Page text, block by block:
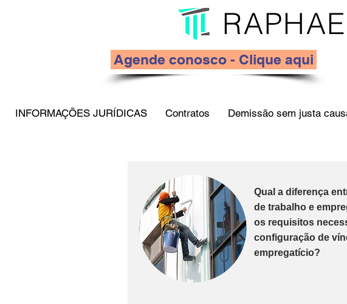
Agende conosco - Clique aqui
INFORMAÇÕES JURÍDICAS Contratos Demissão sem justa
Qual a diferença
de trabalho e
os requisitos
configuração de
empregatício?